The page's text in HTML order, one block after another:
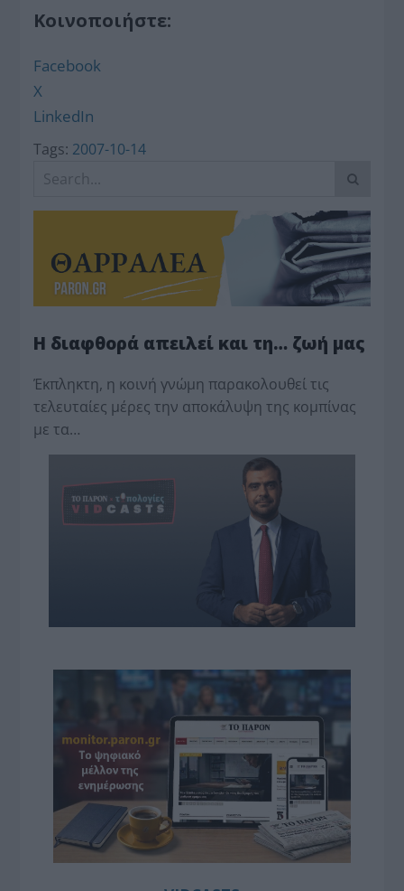
Κοινοποιήστε:
Facebook
X
LinkedIn
Tags: 2007-10-14
Η διαφθορά απειλεί και τη… ζωή μας
Έκπληκτη, η κοινή γνώμη παρακολουθεί τις
τελευταίες μέρες την αποκάλυψη της κο­μπίνας
με τα…